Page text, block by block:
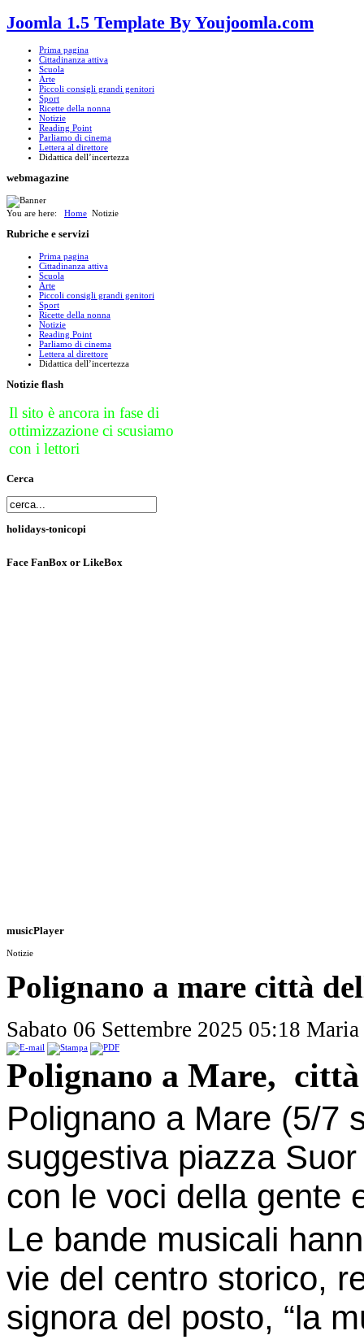
Joomla 1.5 Template By Youjoomla.com
Prima pagina
Cittadinanza attiva
Scuola
Arte
Piccoli consigli grandi genitori
Sport
Ricette della nonna
Notizie
Reading Point
Parliamo di cinema
Lettera al direttore
Didattica dell’incertezza
webmagazine
You are here: Home Notizie
Rubriche e servizi
Prima pagina
Cittadinanza attiva
Scuola
Arte
Piccoli consigli grandi genitori
Sport
Ricette della nonna
Notizie
Reading Point
Parliamo di cinema
Lettera al direttore
Didattica dell’incertezza
Notizie flash
Il sito è ancora in fase di
ottimizzazione ci scusiamo
con i lettori
Cerca
holidays-tonicopi
Face FanBox or LikeBox
musicPlayer
Notizie
Polignano a mare città
Sabato 06 Settembre 2025 05:18 Maria
Polignano a Mare,
Polignano a Mare (5/7
suggestiva piazza
con le voci della gente
Le bande musicali
vie del centro storico,
signora del posto, “la